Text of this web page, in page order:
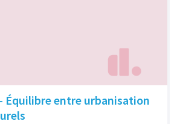
Équilibre entre urbanisation